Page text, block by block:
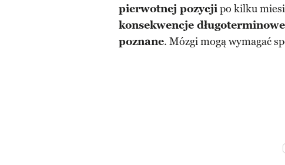
pierwotnej pozycjipo kilku
konsekwencje
poznane. Mózgi mogą wymagać